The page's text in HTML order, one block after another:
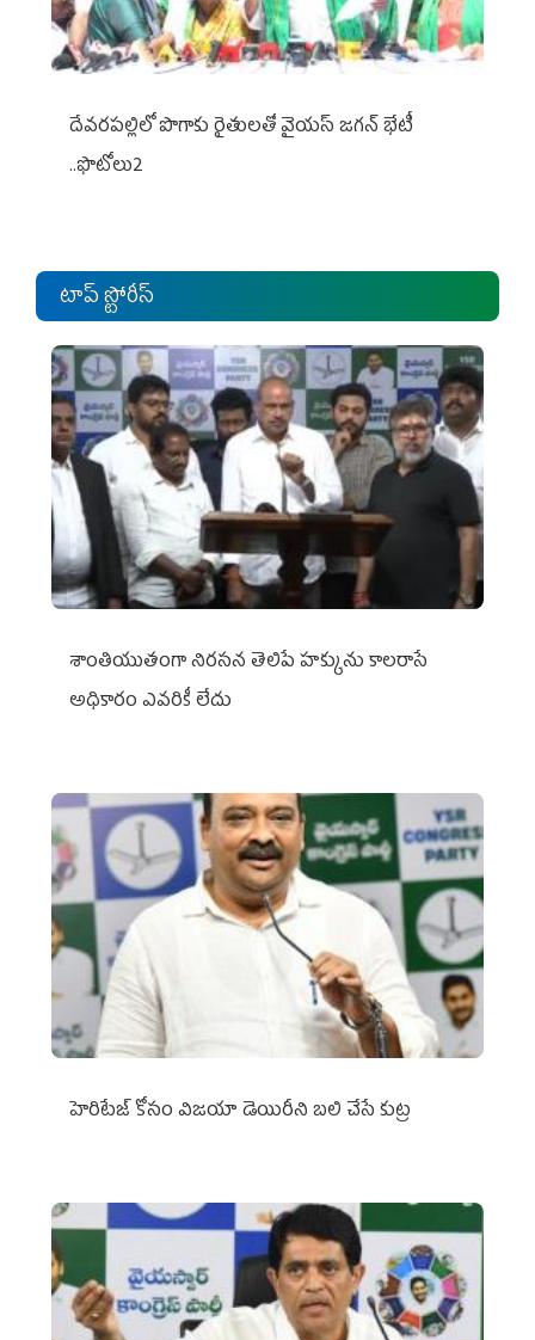
దేవరపల్లిలో పొగాకు రైతులతో వైయస్ జగన్ భేటీ
..ఫొటోలు2
టాప్ స్టోరీస్
శాంతియుతంగా నిరసన తెలిపే హక్కును కాలరాసే
అధికారం ఎవరికీ లేదు
హెరిటేజ్ కోసం విజయా డెయిరీని బలి చేసే కుట్ర‌